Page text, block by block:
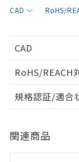
CAD RoHS/
CAD
ログイン/会員
ドすることがで
RoHS/REACH
EU RoHS 注意
対応状況 ※1
規格認証/適合
Yes
関連商品